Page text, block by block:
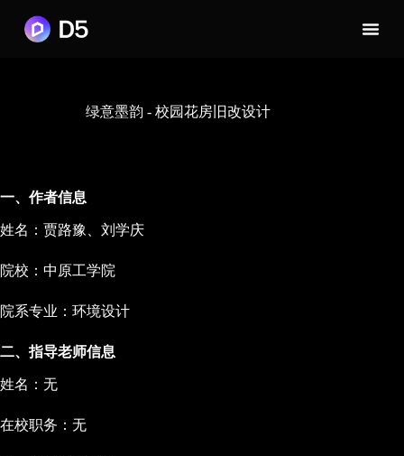
绿意墨韵 - 校园花房旧改设计
一、作者信息
姓名：贾路豫、刘学庆
院校：中原工学院
院系专业：环境设计
二、指导老师信息
姓名：无
在校职务：无